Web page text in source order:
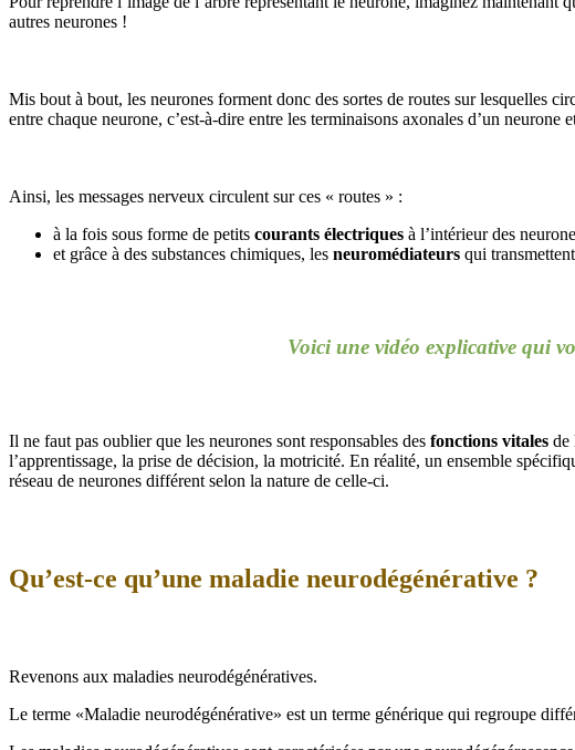
autres neurones !
Mis bout à bout, les neurones forment donc des sortes de routes sur lesquelles
entre chaque neurone, c’est-à-dire entre les terminaisons axonales d’un neurone
Ainsi, les messages nerveux circulent sur ces « routes » :
à la fois sous forme de petits courants électriques à l’intérieur des
et grâce à des substances chimiques, les neuromédiateurs qui
Voici une vidéo explicative qui
Il ne faut pas oublier que les neurones sont responsables des fonctions vitales de
l’apprentissage, la prise de décision, la motricité. En réalité, un ensemble
réseau de neurones différent selon la nature de celle-ci.
Qu’est-ce qu’une maladie neurodégénérative ?
Revenons aux maladies neurodégénératives.
Le terme «Maladie neurodégénérative» est un terme générique qui regroupe